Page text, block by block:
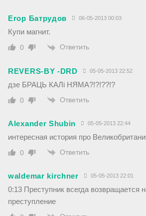
Егор Батрудов 06-05-2013 00:03
Купи магнит.
0 Ответить
REVERS-BY -DRD 05-05-2013 22:52
дзе БРАЦЬ КАЛi НЯМА?!?!??!?
0 Ответить
Alexander Shubin 05-05-2013 22:44
интересная история про
0 Ответить
waldemar kirchner 05-05-2013 22:01
0:13 Преступник всегда возвращается
преступление